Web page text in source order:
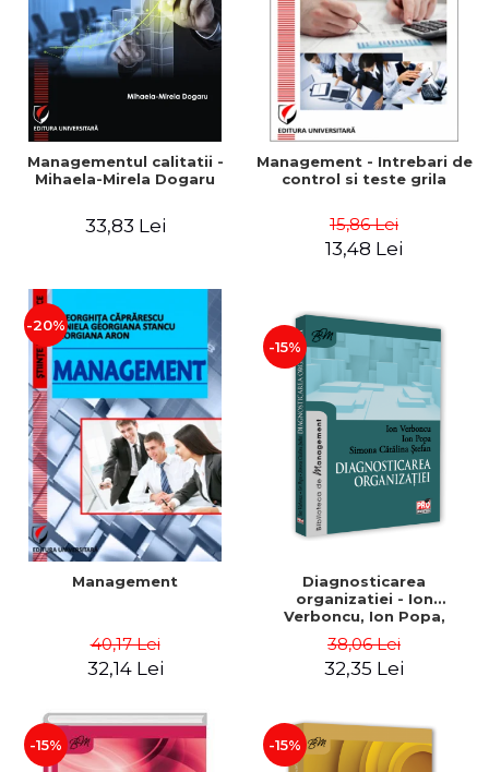
Managementul calitatii -
Mihaela-Mirela Dogaru
33,83 Lei
Management - Intrebari de
control si teste grila
15,86 Lei
13,48 Lei
-20%
Management
40,17 Lei
32,14 Lei
-15%
Diagnosticarea
organizatiei - Ion
Verboncu, Ion Popa,
38,06 Lei
32,35 Lei
-15% -15%